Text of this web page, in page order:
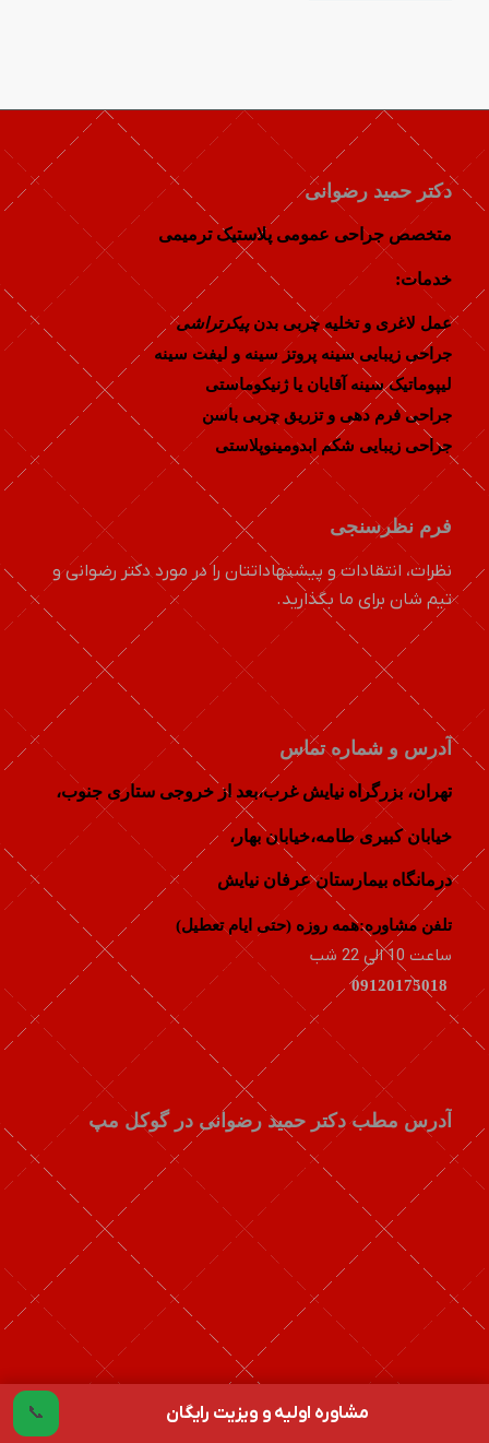
دکتر حمید رضوانی
متخصص جراحی عمومی پلاستیک ترمیمی
خدمات:
عمل لاغری و تخلیه چربی بدن پیکرتراشی
جراحی زیبایی سینه پروتز سینه و لیفت سینه
لیپوماتیک سینه آقایان یا ژنیکوماستی
جراحی فرم دهی و تزریق چربی باسن
جراحی زیبایی شکم ابدومینوپلاستی
فرم نظرسنجی
نظرات، انتقادات و پیشنهاداتتان را در مورد دکتر رضوانی و
تیم شان برای ما بگذارید.
آدرس و شماره تماس
تهران، بزرگراه نیایش غرب،بعد از خروجی ستاری جنوب،
خيابان كبيری طامه،خیابان بهار،
درمانگاه بیمارستان عرفان نیایش
تلفن مشاوره:همه روزه (حتی ایام تعطیل)
ساعت 10 الی 22 شب
آدرس مطب دکتر حمید رضوانی در گوکل مپ
مشاوره اولیه و ویزیت رایگان 📞